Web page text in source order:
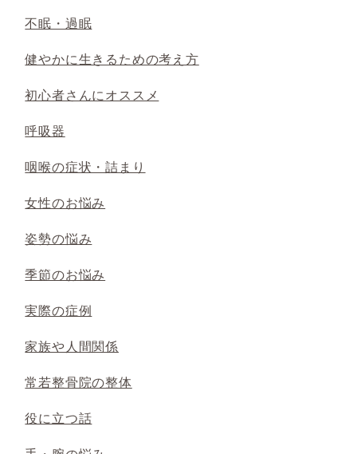
不眠・過眠
健やかに生きるための考え方
初心者さんにオススメ
呼吸器
咽喉の症状・詰まり
女性のお悩み
姿勢の悩み
季節のお悩み
実際の症例
家族や人間関係
常若整骨院の整体
役に立つ話